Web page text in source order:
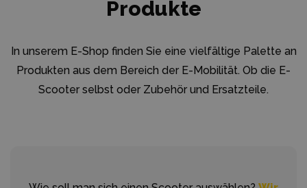
Produkte
In unserem E-Shop finden Sie eine vielfältige Palette an
Produkten aus dem Bereich der E-Mobilität. Ob die E-
Scooter selbst oder Zubehör und Ersatzteile.